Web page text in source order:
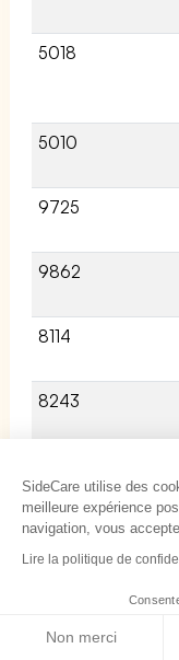
5018
5010
9725
9862
8114
8243
8221
SideCare utilise des
meilleure expérience
navigation, vous
Lire la politique de
Non merci